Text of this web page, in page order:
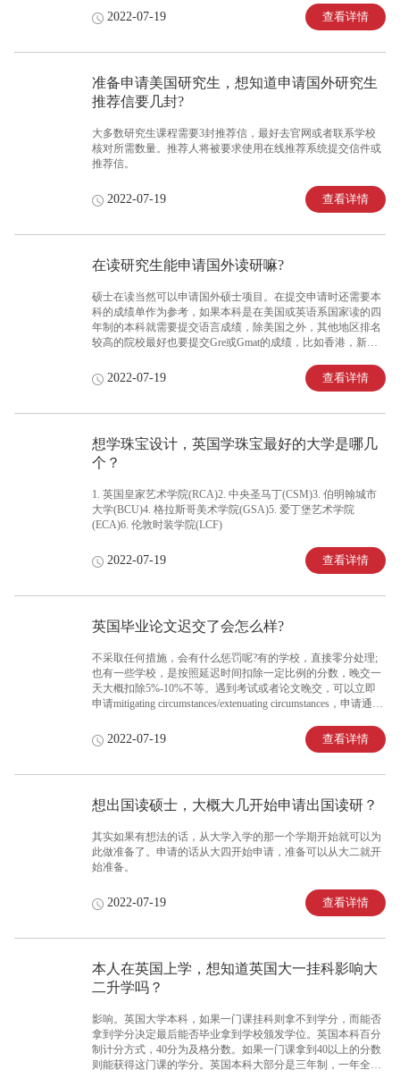
2022-07-19 查看详情
准备申请美国研究生，想知道申请国外研究生
推荐信要几封?
大多数研究生课程需要3封推荐信，最好去官网或者联系学校
核对所需数量。推荐人将被要求使用在线推荐系统提交信件或
推荐信。
2022-07-19 查看详情
在读研究生能申请国外读研嘛?
硕士在读当然可以申请国外硕士项目。在提交申请时还需要本
科的成绩单作为参考，如果本科是在美国或英语系国家读的四
年制的本科就需要提交语言成绩，除美国之外，其他地区排名
较高的院校最好也要提交Gre或Gmat的成绩，比如香港，新加
实习经验，和新申请的硕士方向相关的实习经历十分有必要，
获得经验的同时还可以有有说服力的推荐信!如果是申请的工科
2022-07-19 查看详情
想学珠宝设计，英国学珠宝最好的大学是哪几
个？
1. 英国皇家艺术学院(RCA)2. 中央圣马丁(CSM)3. 伯明翰城市
大学(BCU)4. 格拉斯哥美术学院(GSA)5. 爱丁堡艺术学院
(ECA)6. 伦敦时装学院(LCF)
2022-07-19 查看详情
英国毕业论文迟交了会怎么样?
不采取任何措施，会有什么惩罚呢?有的学校，直接零分处理;
也有一些学校，是按照延迟时间扣除一定比例的分数，晚交一
天大概扣除5%-10%不等。遇到考试或者论文晚交，可以立即
申请mitigating circumstances/extenuating circumstances，申请通
2022-07-19 查看详情
想出国读硕士，大概大几开始申请出国读研？
其实如果有想法的话，从大学入学的那一个学期开始就可以为
此做准备了。申请的话从大四开始申请，准备可以从大二就开
始准备。
2022-07-19 查看详情
本人在英国上学，想知道英国大一挂科影响大
二升学吗？
影响。英国大学本科，如果一门课挂科则拿不到学分，而能否
拿到学分决定最后能否毕业拿到学校颁发学位。英国本科百分
制计分方式，40分为及格分数。如果一门课拿到40以上的分数
则能获得这门课的学分。英国本科大部分是三年制，一年全日